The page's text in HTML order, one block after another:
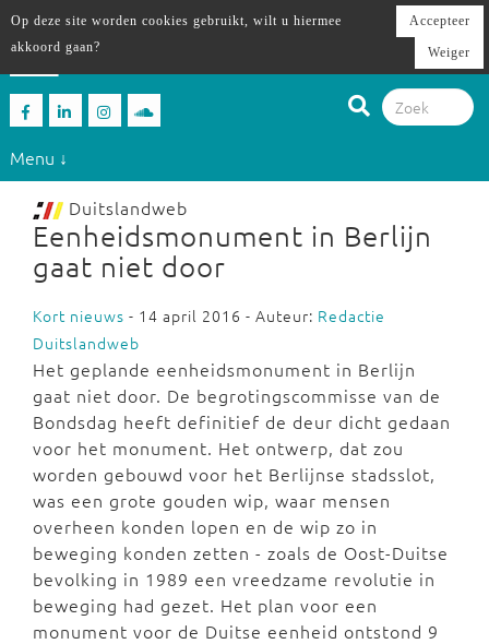
Menu ↓
Duitslandweb
Eenheidsmonument in Berlijn
gaat niet door
Kort nieuws - 14 april 2016 - Auteur: Redactie
Duitslandweb
Het geplande eenheidsmonument in Berlijn
gaat niet door. De begrotingscommisse van de
Bondsdag heeft definitief de deur dicht gedaan
voor het monument. Het ontwerp, dat zou
worden gebouwd voor het Berlijnse stadsslot,
was een grote gouden wip, waar mensen
overheen konden lopen en de wip zo in
beweging konden zetten - zoals de Oost-Duitse
bevolking in 1989 een vreedzame revolutie in
beweging had gezet. Het plan voor een
monument voor de Duitse eenheid ontstond 9
Op deze site worden cookies gebruikt, wilt u hiermee
akkoord gaan?
Accepteer
Weiger